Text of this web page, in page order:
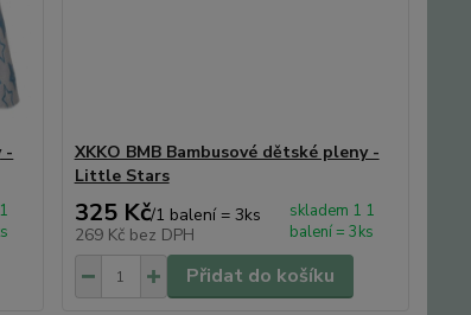
-
XKKO BMB Bambusové dětské pleny -
Little Stars
325 Kč/1 balení = 3ks
269 Kč bez DPH
skladem 1 1
balení = 3ks
Přidat do košíku